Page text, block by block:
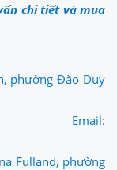
chi tiết và mua
phường Đào Duy
Email:
Fulland, phường